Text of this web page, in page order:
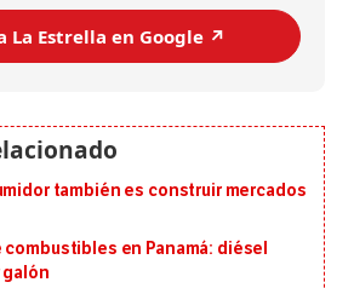
La Estrella en Google ↗️
también es construir mercados
en Panamá: diésel
galón